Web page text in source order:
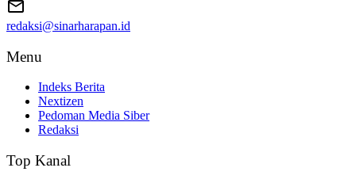
redaksi@sinarharapan.id
Menu
Indeks Berita
Nextizen
Pedoman Media Siber
Redaksi
Top Kanal